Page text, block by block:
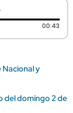
00:43
Nacional y
del domingo 2 de